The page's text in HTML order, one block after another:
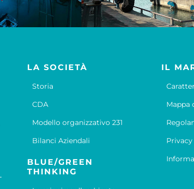
LA SOCIETÀ
Storia
CDA
Modello organizzativo 231
Bilanci Aziendali
BLUE/GREEN
THINKING
IL
Mappa